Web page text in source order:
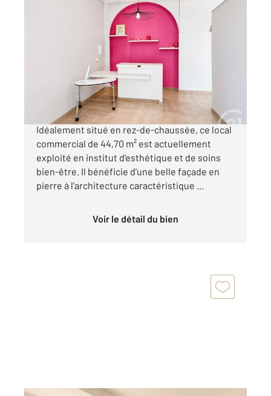
SAN MARTINO DI LOTA 202
120 000 €
Votre agence Century 21 Dary Immobilier
Idéalement situé en rez-de-chaussée, ce local
commercial de 44,70 m² est actuellement
exploité en institut d'esthétique et de soins
bien-être. Il bénéficie d'une belle façade en
pierre à l'architecture caractéristique ...
Voir le détail du bien